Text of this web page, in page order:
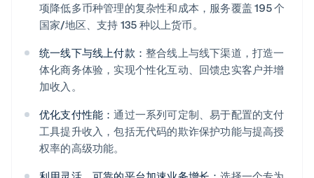
项降低多币种管理的复杂性和成本，服务覆盖 195 个
国家/地区、支持 135 种以上货币。
统一线下与线上付款： 整合线上与线下渠道，打造一
体化商务体验，实现个性化互动、回馈忠实客户并增
加收入。
优化支付性能：通过一系列可定制、易于配置的支付
工具提升收入，包括无代码的欺诈保护功能与提高授
权率的高级功能。
阿联酋
爱尔兰
English
爱沙尼亚
English
奥地利